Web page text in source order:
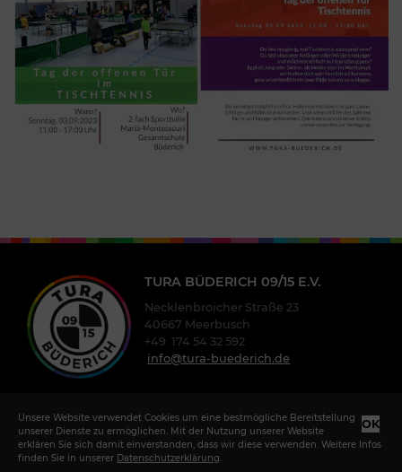
TURA BÜDERICH 09/15 E.V.
Necklenbroicher Straße 23
40667 Meerbusch
+49 174 54 32 592
info@tura-buederich.de
OK
Unsere Website verwendet Cookies um eine bestmögliche Bereitstellung
unserer Dienste zu ermöglichen. Mit der Nutzung unserer Website
erklären Sie sich damit einverstanden, dass wir diese verwenden. Weitere Infos
finden Sie in unserer Datenschutzerklärung.